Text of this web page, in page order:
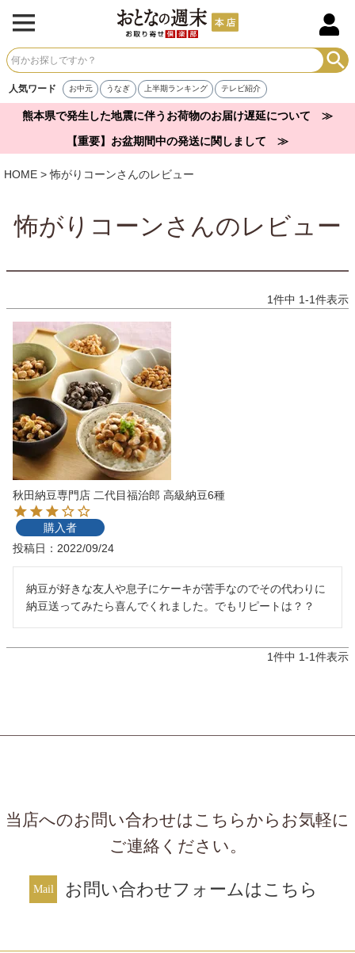
人気ワード お中元 うなぎ 上半期ランキング テレビ紹介
熊本県で発生した地震に伴うお荷物のお届け遅延について ≫
【重要】お盆期間中の発送に関しまして ≫
HOME 怖がりコーンさんのレビュー
怖がりコーンさんのレビュー
1件中 1-1件表示
秋田納豆専門店 二代目福治郎 高級納豆6種
購入者
投稿日
2022/09/24
納豆が好きな友人や息子にケーキが苦手なのでその代わりに
納豆送ってみたら喜んでくれました。でもリピートは？？
1件中 1-1件表示
当店へのお問い合わせはこちらからお気軽に
ご連絡ください。
お問い合わせフォームはこちら